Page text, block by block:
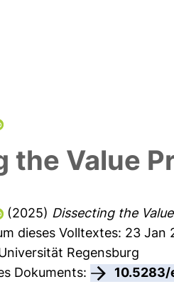
the Value
(2025) Dissecting the
dieses Volltextes: 23 Jan
Regensburg
Dokuments: